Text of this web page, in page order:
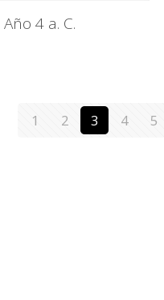
Año 4 a. C.
1 2 3 4 5